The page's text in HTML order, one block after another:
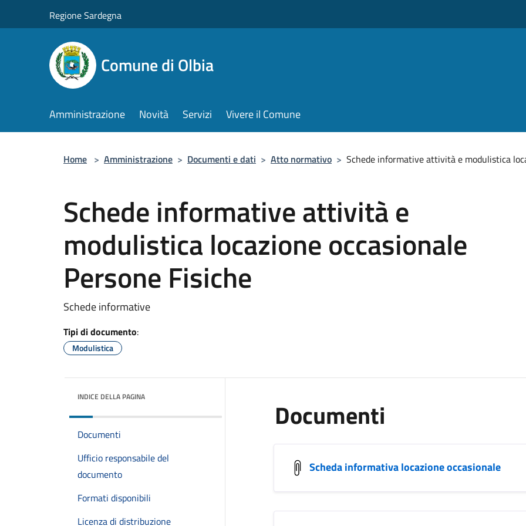
Regione Sardegna
Comune di Olbia
Amministrazione Novità Servizi Vivere il Comune
Home > Amministrazione > Documenti e dati > Atto normativo > Schede informative attività e modulistica
Schede informative attività e
modulistica locazione occasionale
Persone Fisiche
Schede informative
Tipi di documento:
Modulistica
INDICE DELLA PAGINA
Documenti
Ufficio responsabile del
documento
Formati disponibili
Licenza di distribuzione
Documenti
Scheda informativa locazione occasionale